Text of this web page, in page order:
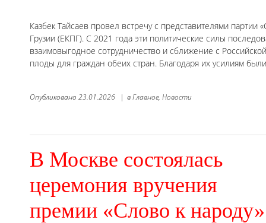
Казбек Тайсаев провел встречу с представителями
Грузии (ЕКПГ). С 2021 года эти политические силы
взаимовыгодное сотрудничество и сближение с
плоды для граждан обеих стран. Благодаря их усилиям
Опубликовано 23.01.2026 | вГлавное, Новости
В Москве состоялась
церемония вручения
премии «Слово к народу»